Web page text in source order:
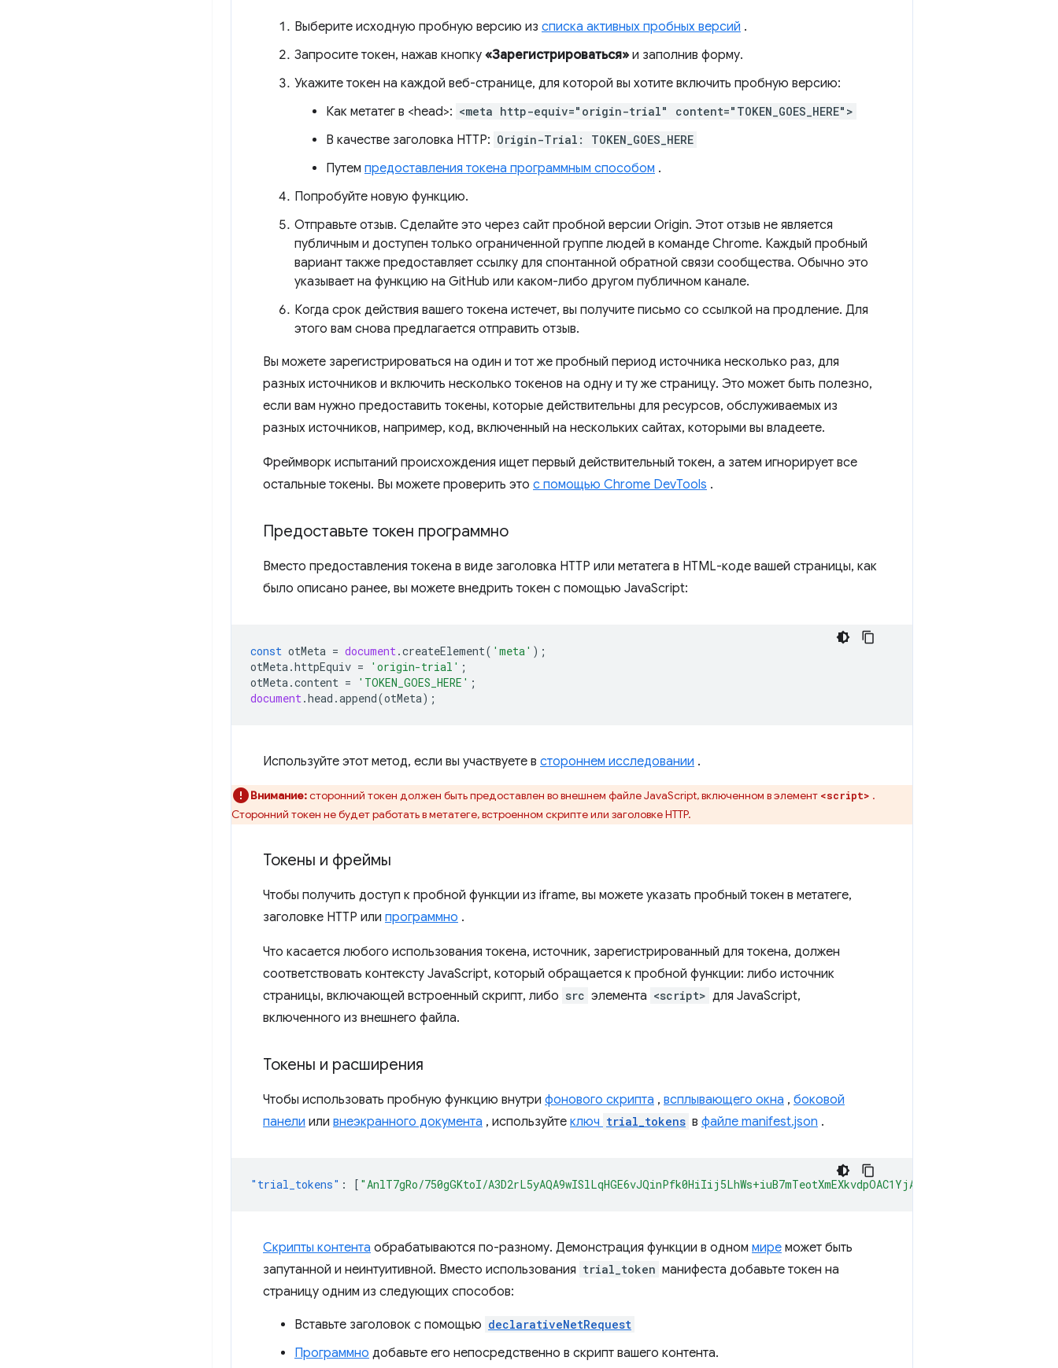
Выберите исходную пробную версию из списка активных пробных версий .
Запросите токен, нажав кнопку «Зарегистрироваться» и заполнив форму.
Укажите токен на каждой веб-странице, для которой вы хотите включить пробную версию:
Как метатег в <head>: <meta http-equiv="origin-trial" content="TOKEN_GOES_HERE">
В качестве заголовка HTTP: Origin-Trial: TOKEN_GOES_HERE
Путем предоставления токена программным способом .
Попробуйте новую функцию.
Отправьте отзыв. Сделайте это через сайт пробной версии Origin. Этот отзыв не является
публичным и доступен только ограниченной группе людей в команде Chrome. Каждый пробный
вариант также предоставляет ссылку для спонтанной обратной связи сообщества. Обычно это
указывает на функцию на GitHub или каком-либо другом публичном канале.
Когда срок действия вашего токена истечет, вы получите письмо со ссылкой на продление. Для
этого вам снова предлагается отправить отзыв.
Вы можете зарегистрироваться на один и тот же пробный период источника несколько раз, для
разных источников и включить несколько токенов на одну и ту же страницу. Это может быть полезно,
если вам нужно предоставить токены, которые действительны для ресурсов, обслуживаемых из
разных источников, например, код, включенный на нескольких сайтах, которыми вы владеете.
Фреймворк испытаний происхождения ищет первый действительный токен, а затем игнорирует все
остальные токены. Вы можете проверить это с помощью Chrome DevTools .
Предоставьте токен программно
Вместо предоставления токена в виде заголовка HTTP или метатега в HTML-коде вашей страницы, как
было описано ранее, вы можете внедрить токен с помощью JavaScript:
const otMeta = document.createElement( 'meta' );
otMeta.httpEquiv = 'origin-trial' ;
otMeta.content = 'TOKEN_GOES_HERE' ;
document.head .append(otMeta);
Используйте этот метод, если вы участвуете в стороннем исследовании .
Внимание:сторонний токен должен быть предоставлен во внешнем файле JavaScript, включенном в элемент <script> .
Сторонний токен не будет работать в метатеге, встроенном скрипте или заголовке HTTP.
Токены и фреймы
Чтобы получить доступ к пробной функции из iframe, вы можете указать пробный токен в метатеге,
заголовке HTTP или программно .
Что касается любого использования токена, источник, зарегистрированный для токена, должен
соответствовать контексту JavaScript, который обращается к пробной функции: либо источник
страницы, включающей встроенный скрипт, либо src элемента <script> для JavaScript,
включенного из внешнего файла.
Токены и расширения
Чтобы использовать пробную функцию внутри фонового скрипта , всплывающего окна , боковой
панели или внеэкранного документа , используйте ключ trial_tokens в файле manifest.json .
"trial_tokens" : [ "AnlT7gRo/750gGKtoI/
Скрипты контента обрабатываются по-разному. Демонстрация функции в одном мире может быть
запутанной и неинтуитивной. Вместо использования trial_token манифеста добавьте токен на
страницу одним из следующих способов:
Вставьте заголовок с помощью declarativeNetRequest
Программно добавьте его непосредственно в скрипт вашего контента.